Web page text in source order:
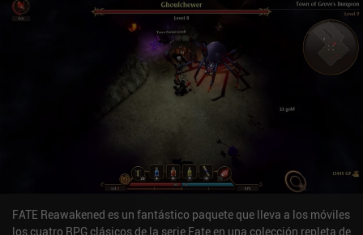
FATE Reawakened es un fantástico paquete que lleva a los móviles
los cuatro RPG clásicos de la serie Fate en una colección repleta de